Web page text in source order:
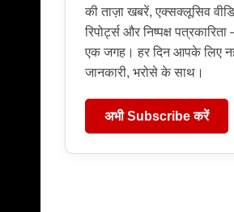
की ताज़ा खबरें, एक्सक्लूसिव
रिपोर्ट्स और निष्पक्ष
एक जगह। हर दिन आपके लिए
जानकारी, भरोसे के साथ।
अभी Subscribe करें